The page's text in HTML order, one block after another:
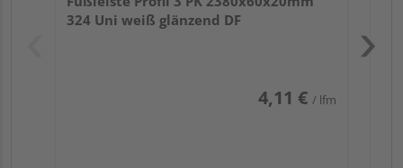
324 Uni weiß glänzend DF
4,11 € / lfm